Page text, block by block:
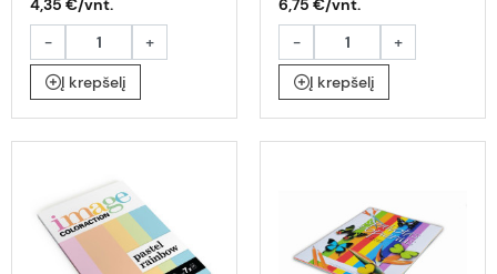
4,35 €/vnt.
-
+
Į krepšelį
6,75 €/vnt.
-
+
Į krepšelį